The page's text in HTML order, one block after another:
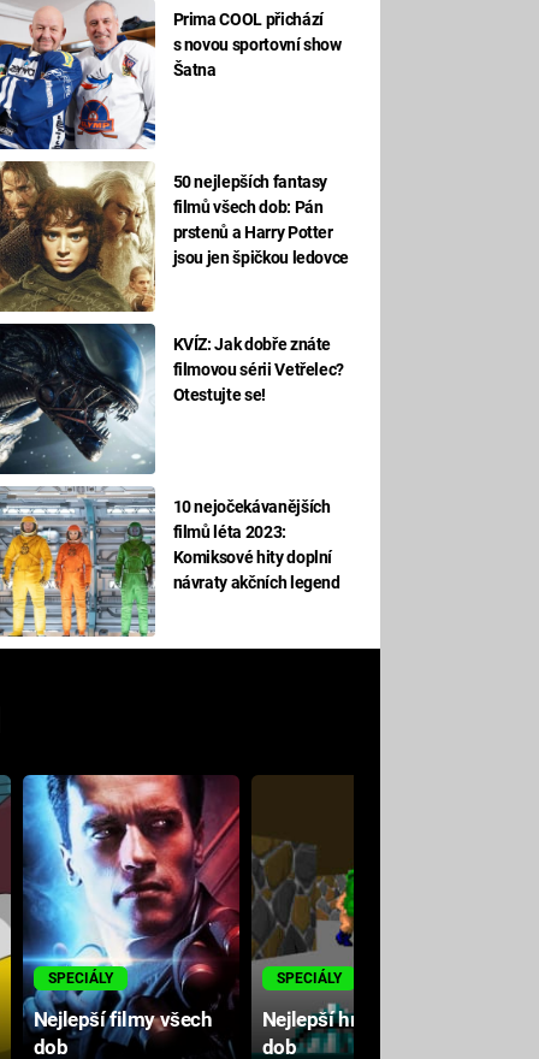
Prima COOL přichází
s novou sportovní show
Šatna
50 nejlepších fantasy
filmů všech dob: Pán
prstenů a Harry Potter
jsou jen špičkou ledovce
KVÍZ: Jak dobře znáte
filmovou sérii Vetřelec?
Otestujte se!
10 nejočekávanějších
filmů léta 2023:
Komiksové hity doplní
návraty akčních legend
SPECIÁLY
Nejlepší filmy všech
dob
SPECIÁLY
Nejlepší hry všech
dob